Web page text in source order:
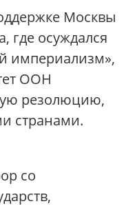
Москвы
где осуждался
империализм»,
ООН
резолюцию,
странами.
со